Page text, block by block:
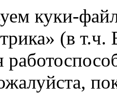
куки-
(в т.ч.